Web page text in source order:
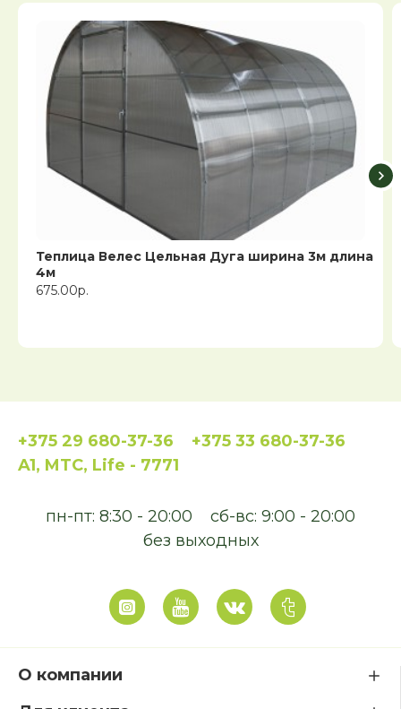
Теплица Велес Цельная Дуга ширина 3м длина
4м
675.00р.
+375 29 680-37-36
+375 33 680-37-36
A1, MTC, Life - 7771
пн-пт: 8:30 - 20:00
сб-вс: 9:00 - 20:00
без выходных
О компании